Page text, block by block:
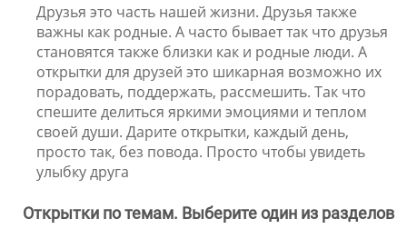
Друзья это часть нашей жизни. Друзья также
важны как родные. А часто бывает так что друзья
становятся также близки как и родные люди. А
открытки для друзей это шикарная возможно их
порадовать, поддержать, рассмешить. Так что
спешите делиться яркими эмоциями и теплом
своей души. Дарите открытки, каждый день,
просто так, без повода. Просто чтобы увидеть
улыбку друга
Открытки по темам. Выберите один из разделов